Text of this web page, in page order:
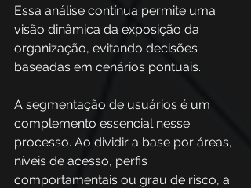
Essa análise contínua permite uma
visão dinâmica da exposição da
organização, evitando decisões
baseadas em cenários pontuais.
A segmentação de usuários é um
complemento essencial nesse
processo. Ao dividir a base por áreas,
níveis de acesso, perfis
comportamentais ou grau de risco, a